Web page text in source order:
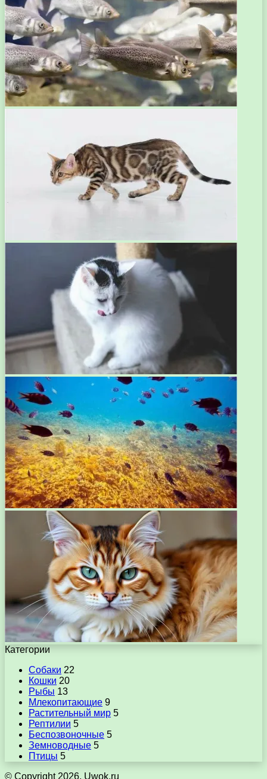
Категории
Собаки 22
Кошки 20
Рыбы 13
Млекопитающие 9
Растительный мир 5
Рептилии 5
Беспозвоночные 5
Земноводные 5
Птицы 5
© Copyright 2026, Uwok.ru